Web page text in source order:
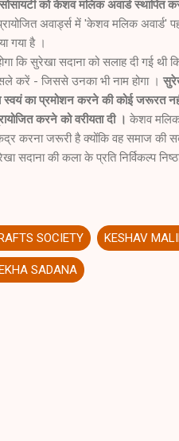
को केशव मलिक अवार्ड स्थापित
अवार्ड्स में 'केशव मलिक अवार्ड'
गया है ।
कि सुरेखा सदाना को सलाह दी गई
करें - जिससे उनका भी नाम होगा ।
स्वयं का प्रमोशन करने की कोई जरूरत
करने को वरीयता दी । केशव मलिक
कद्र करना जरूरी है क्योंकि वह समाज
सदाना की कला के प्रति निर्विकल्प
SOCIETY KESHAV
SADANA